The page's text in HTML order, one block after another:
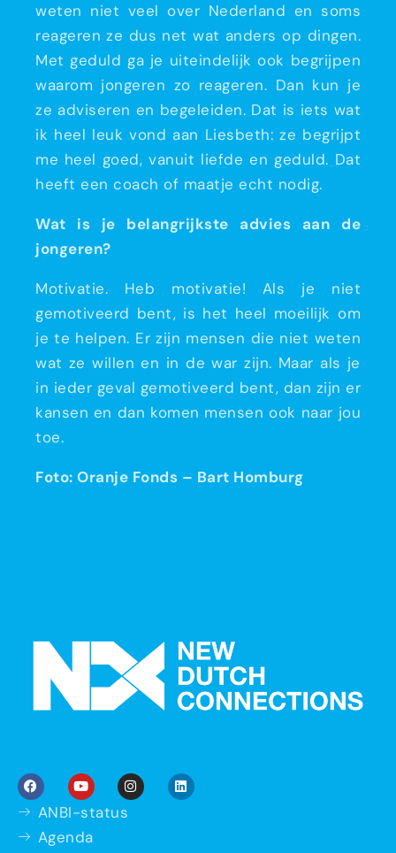
weten niet veel over Nederland en soms
reageren ze dus net wat anders op dingen.
Met geduld ga je uiteindelijk ook begrijpen
waarom jongeren zo reageren. Dan kun je
ze adviseren en begeleiden. Dat is iets wat
ik heel leuk vond aan Liesbeth: ze begrijpt
me heel goed, vanuit liefde en geduld. Dat
heeft een coach of maatje echt nodig.
Wat is je belangrijkste advies aan de
jongeren?
Motivatie. Heb motivatie! Als je niet
gemotiveerd bent, is het heel moeilijk om
je te helpen. Er zijn mensen die niet weten
wat ze willen en in de war zijn. Maar als je
in ieder geval gemotiveerd bent, dan zijn er
kansen en dan komen mensen ook naar jou
toe.
Foto: Oranje Fonds – Bart Homburg
ANBI-status
Agenda